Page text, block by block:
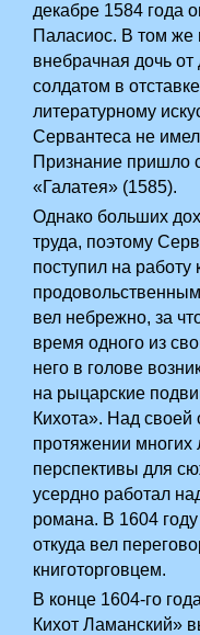
декабре 1584 года
Паласиос. В том же
внебрачная дочь
солдатом в
литературному
Сервантеса не
Признание пришло
«Галатея» (1585).
Однако больших
труда, поэтому
поступил на
вел небрежно, за
время одного из
него в голове
на рыцарские
Кихота». Над своей
протяжении многих
перспективы для
усердно работал
романа. В 1604
откуда вел
книготорговцем.
В конце 1604-го
Кихот Ламанский»